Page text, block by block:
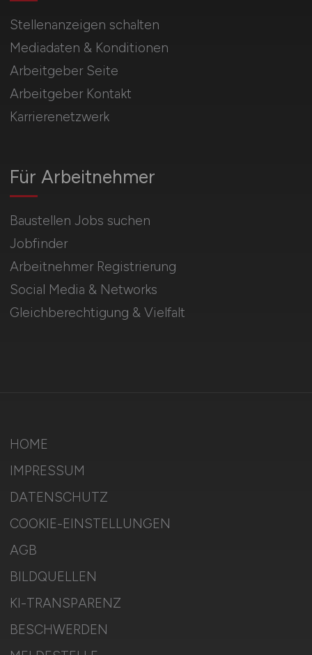
Für Arbeitnehmer
Baustellen Jobs suchen
Jobfinder
Arbeitnehmer Registrierung
Social Media & Networks
Gleichberechtigung & Vielfalt
Stellenanzeigen schalten
Mediadaten & Konditionen
Arbeitgeber Seite
Arbeitgeber Kontakt
Karrierenetzwerk
HOME
IMPRESSUM
DATENSCHUTZ
COOKIE-EINSTELLUNGEN
AGB
BILDQUELLEN
KI-TRANSPARENZ
BESCHWERDEN